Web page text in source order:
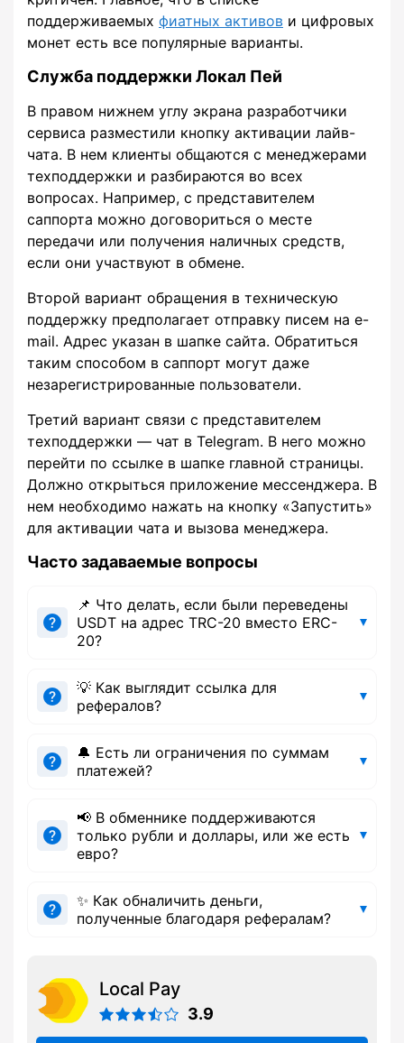
поддерживаемых фиатных активов и цифровых
монет есть все популярные варианты.
Служба поддержки Локал Пей
В правом нижнем углу экрана разработчики
сервиса разместили кнопку активации лайв-
чата. В нем клиенты общаются с менеджерами
техподдержки и разбираются во всех
вопросах. Например, с представителем
саппорта можно договориться о месте
передачи или получения наличных средств,
если они участвуют в обмене.
Второй вариант обращения в техническую
поддержку предполагает отправку писем на e-
mail. Адрес указан в шапке сайта. Обратиться
таким способом в саппорт могут даже
незарегистрированные пользователи.
Третий вариант связи с представителем
техподдержки — чат в Telegram. В него можно
перейти по ссылке в шапке главной страницы.
Должно открыться приложение мессенджера. В
нем необходимо нажать на кнопку «Запустить»
для активации чата и вызова менеджера.
Часто задаваемые вопросы
📌 Что делать, если были переведены
USDT на адрес TRC-20 вместо ERC-
20?
💡 Как выглядит ссылка для
рефералов?
🔔 Есть ли ограничения по суммам
платежей?
📢 В обменнике поддерживаются
только рубли и доллары, или же есть
евро?
✨ Как обналичить деньги,
полученные благодаря рефералам?
Local Pay
3.9